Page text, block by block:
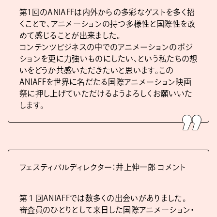
第1回のANIAFFは内外からの多彩なゲストを多く招
くことで、アニメーションの持つ多様性と国際性を改
めて感じることが出来ました。
コンテンツビジネスの中でのアニメーションのポジ
ションを更に力強いものにしたい、という私たちの想
いをどうか共感いただきたいと思います。この
ANIAFFを世界に名だたる国際アニメーション映画
祭に押し上げていただけるようよろしくお願いいた
します。
フェスティバルディレクター：井上伸一郎 コメント
第１回ANIAFFでは数多くの出会いがありました。
審査員のひとりとして来日した国際アニメーション・